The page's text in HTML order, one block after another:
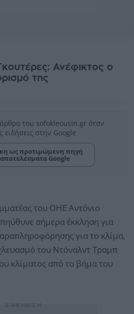
Ανέφικτος ο
της
του sofokleousin.gr όταν
ειδήσεις στην Google
ως προτιμώμενη πηγή
Google
του ΟΗΕ Αντόνιο
σήμερα έκκληση για
για το κλίμα,
του Ντόναλντ Τραμπ
κλίματος από το βήμα του